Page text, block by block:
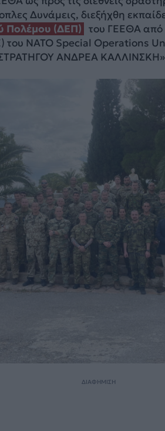
Δυνάμεις, διεξήχθη
Πολέμου (ΔΕΠ) του ΓΕΕΘΑ
του ΝΑΤΟ Special Operations
ΑΝΔΡΕΑ
ΔΙΑΦΗΜΙΣΗ